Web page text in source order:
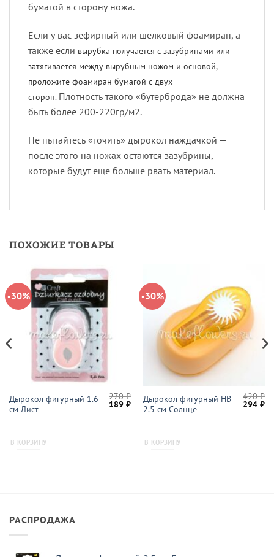
бумагой в сторону ножа.
Если у вас зефирный или шелковый фоамиран, а
также если вырубка получается с зазубринами или
затягивается между вырубным ножом и основой,
проложите фоамиран бумагой с двух
сторон. Плотность такого «бутерброда» не должна
быть более 200-220гр/м2.
Не пытайтесь «точить» дырокол наждачкой —
после этого на ножах остаются зазубрины,
которые будут еще больше рвать материал.
ПОХОЖИЕ ТОВАРЫ
-30%
Дырокол фигурный 1.6
см Лист
270₽
Первоначальная
189₽Текущая
цена:
В КОРЗИНУ
-30%
Дырокол фигурный HB
2.5 см Солнце
420₽
294₽
В КОРЗИНУ
РАСПРОДАЖА